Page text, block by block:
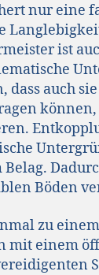
nur eine
ist
dass auch
können,
Böden
zu
mit einem